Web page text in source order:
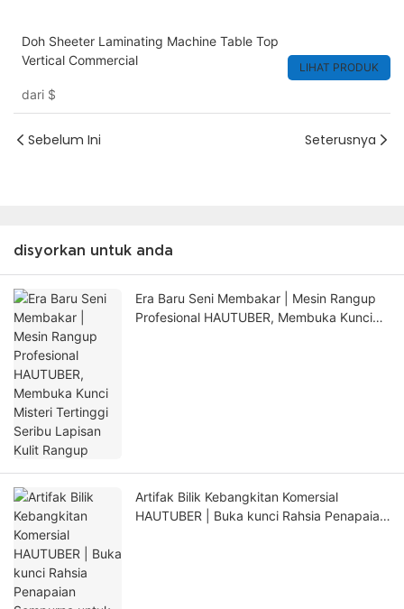
Doh Sheeter Laminating Machine Table Top
Vertical Commercial
dari $
LIHAT PRODUK
Sebelum Ini Seterusnya
disyorkan untuk anda
Era Baru Seni Membakar | Mesin Rangup
Profesional HAUTUBER, Membuka Kunci
Artifak Bilik Kebangkitan Komersial
HAUTUBER | Buka kunci Rahsia Penapaian